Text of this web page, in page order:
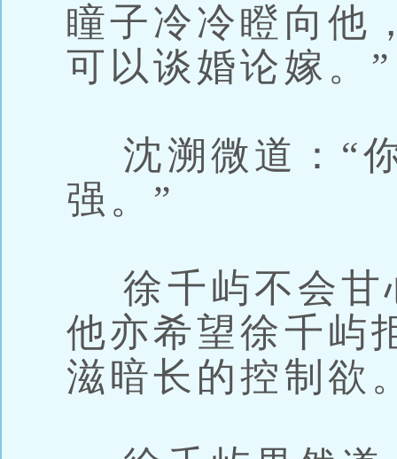
瞳子冷冷瞪向他
可以谈婚论嫁。”
沈溯微道：“
强。”
徐千屿不会甘
他亦希望徐千屿
滋暗长的控制欲